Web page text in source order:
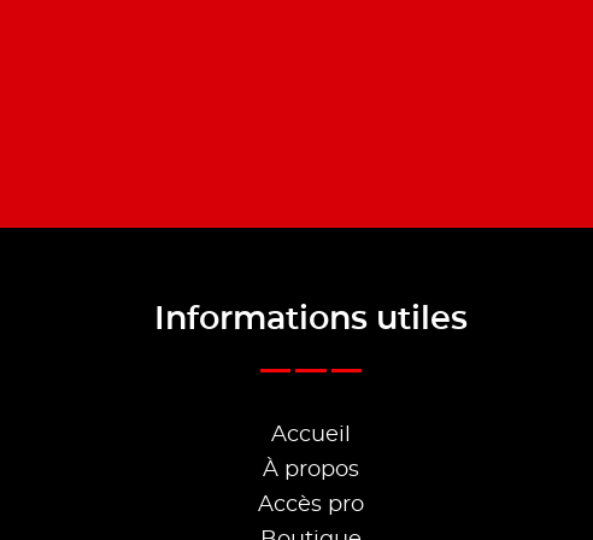
Informations utiles
Accueil
À propos
Accès pro